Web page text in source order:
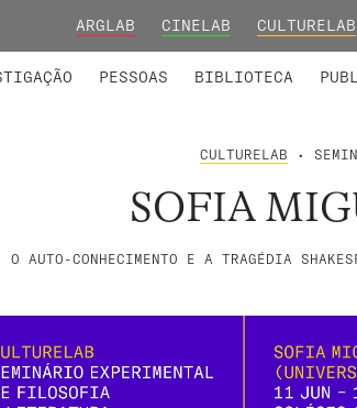
ARGLAB CINELAB CULTURELAB
PESSOAS BIBLIOTECA
CULTURELAB •
SOFIA
O AUTO-CONHECIMENTO E A TRAGÉDIA